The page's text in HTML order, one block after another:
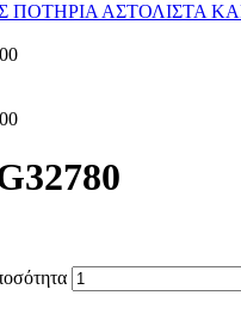
ΠΟΤΗΡΙΑ ΑΣΤΟΛΙΣΤΑ